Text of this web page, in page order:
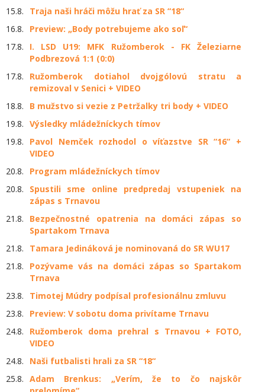
15.8.
Traja naši hráči môžu hrať za SR “18“
16.8.
Preview: „Body potrebujeme ako soľ“
17.8.
I. LSD U19: MFK Ružomberok - FK Železiarne
Podbrezová 1:1 (0:0)
17.8.
Ružomberok dotiahol dvojgólovú stratu a
remizoval v Senici + VIDEO
18.8.
B mužstvo si vezie z Petržalky tri body + VIDEO
19.8. Výsledky mládežníckych tímov
19.8.
Pavol Nemček rozhodol o víťazstve SR “16“ +
VIDEO
20.8.
Program mládežníckych tímov
20.8.
Spustili sme online predpredaj vstupeniek na
zápas s Trnavou
21.8.
Bezpečnostné opatrenia na domáci zápas so
Spartakom Trnava
21.8.
Tamara Jedináková je nominovaná do SR WU17
21.8.
Pozývame vás na domáci zápas so Spartakom
Trnava
23.8.
Timotej Múdry podpísal profesionálnu zmluvu
23.8.
Preview: V sobotu doma privítame Trnavu
24.8.
Ružomberok doma prehral s Trnavou + FOTO,
VIDEO
24.8.
Naši futbalisti hrali za SR “18“
25.8. Adam Brenkus: „Verím, že to čo najskôr